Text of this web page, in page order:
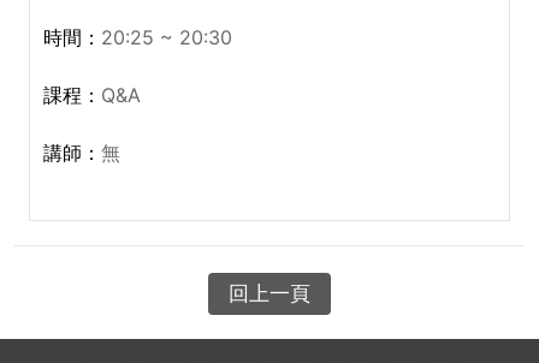
20:25 ~ 20:30
Q&A
無
回上一頁